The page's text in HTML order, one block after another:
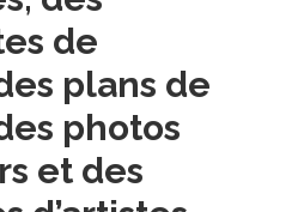
de
plans de
photos
et des